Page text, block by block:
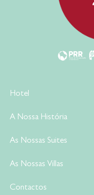
Hotel
A Nossa História
As Nossas Suites
As Nossas Villas
Contactos